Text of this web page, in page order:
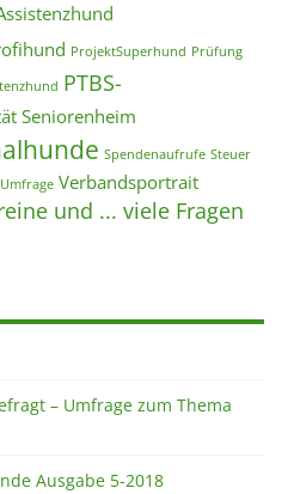
ProjektSuperhund Prüfung
PTBS-
Seniorenheim
Spendenaufrufe Steuer
Umfrage Verbandsportrait
und ... viele Fragen
– Umfrage zum Thema
Ausgabe 5-2018